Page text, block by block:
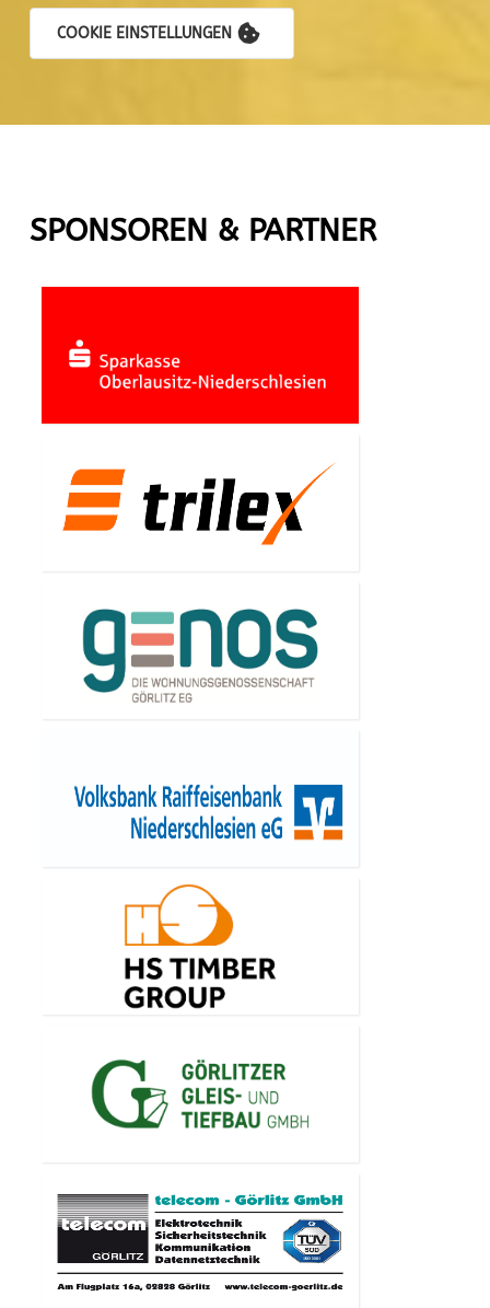
COOKIE EINSTELLUNGEN
SPONSOREN & PARTNER